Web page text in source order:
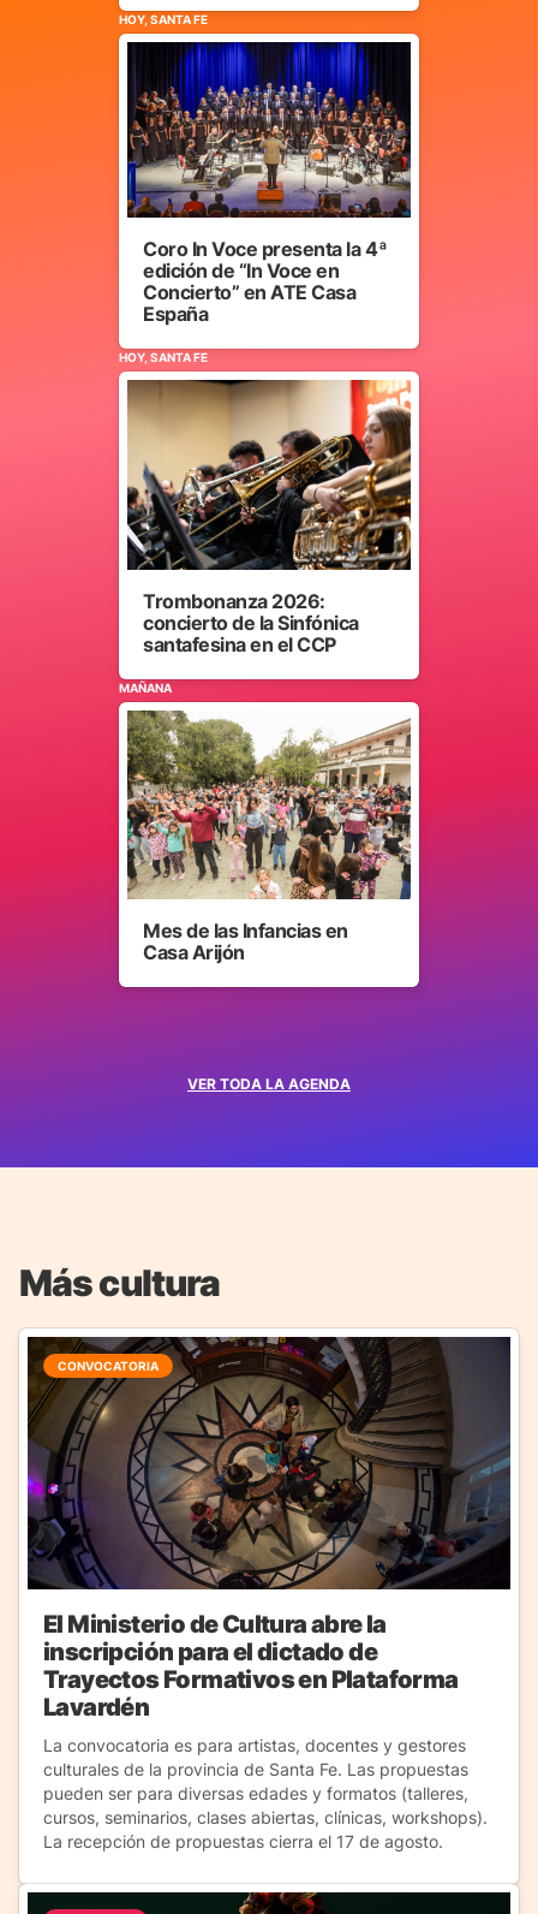
VER TODA LA AGENDA
HOY, SANTA FE
Coro In Voce presenta la 4ª
edición de “In Voce en
Concierto” en ATE Casa
España
HOY, SANTA FE
Trombonanza 2026:
concierto de la Sinfónica
santafesina en el CCP
MAÑANA
Mes de las Infancias en
Casa Arijón
Más cultura
CONVOCATORIA
El Ministerio de Cultura abre la
inscripción para el dictado de
Trayectos Formativos en Plataforma
Lavardén
La convocatoria es para artistas, docentes y gestores
culturales de la provincia de Santa Fe. Las propuestas
pueden ser para diversas edades y formatos (talleres,
cursos, seminarios, clases abiertas, clínicas, workshops).
La recepción de propuestas cierra el 17 de agosto.